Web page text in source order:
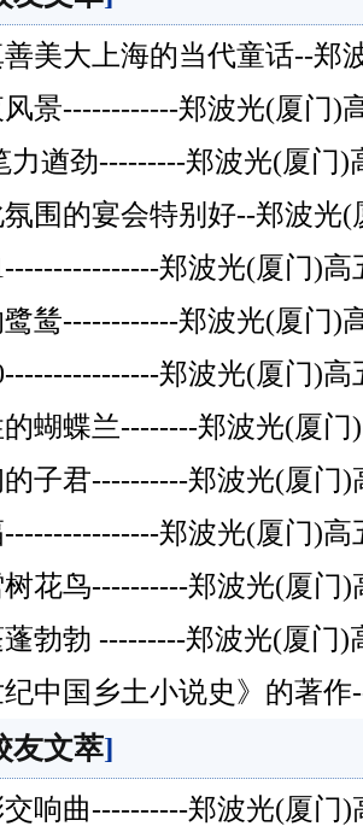
美大上海的当代童话--郑
景------------郑波光(厦门)
力遒劲---------郑波光(厦门)
围的宴会特别好--郑波光
郑波光(厦门)
鸶------------郑波光(厦门)
郑波光(厦门)
蝴蝶兰--------郑波光(厦
子君----------郑波光(厦门
郑波光(厦门)高
花鸟----------郑波光(厦门
勃勃 ---------郑波光(厦门)
中国乡土小说史》的著
友文萃]
响曲----------郑波光(厦门